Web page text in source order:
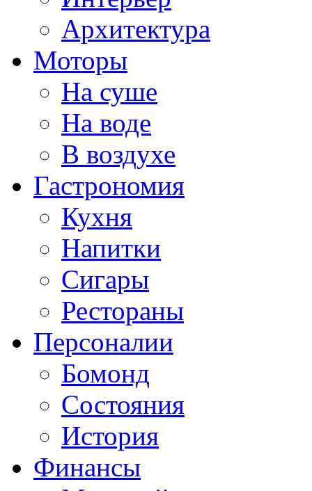
Архитектура
Моторы
На суше
На воде
В воздухе
Гастрономия
Кухня
Напитки
Сигары
Рестораны
Персоналии
Бомонд
Состояния
История
Финансы